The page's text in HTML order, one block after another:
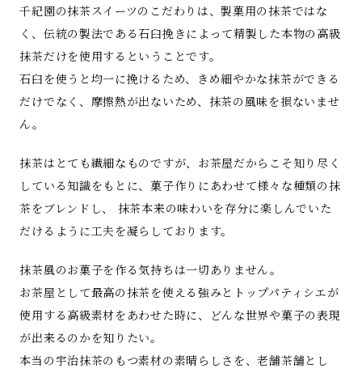
千紀園の抹茶スイーツのこだわりは、製菓用の抹茶ではな
く、伝統の製法である石臼挽きによって精製した本物の高級
抹茶だけを使用するということです。
石臼を使うと均一に挽けるため、きめ細やかな抹茶ができる
だけでなく、摩擦熱が出ないため、抹茶の風味を損ないませ
ん。
抹茶はとても繊細なものですが、お茶屋だからこそ知り尽く
している知識をもとに、菓子作りにあわせて様々な種類の抹
茶をブレンドし、 抹茶本来の味わいを存分に楽しんでいた
だけるように工夫を凝らしております。
抹茶風のお菓子を作る気持ちは一切ありません。
お茶屋として最高の抹茶を使える強みとトップパティシエが
使用する高級素材をあわせた時に、どんな世界や菓子の表現
が出来るのかを知りたい。
本当の宇治抹茶のもつ素材の素晴らしさを、老舗茶舗とし